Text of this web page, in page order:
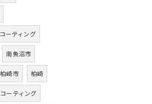
ーティング
南魚沼市
柏崎市 柏崎
ーティング